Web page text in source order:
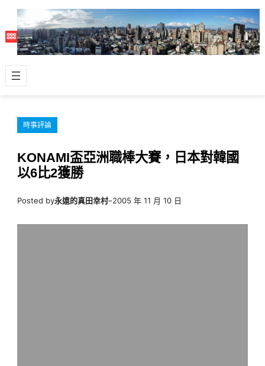
主
容
時事評論
KONAMI盃亞洲職棒大賽，日本對韓國
以6比2獲勝
Posted by永遠的真田幸村–2005 年 11 月 10 日